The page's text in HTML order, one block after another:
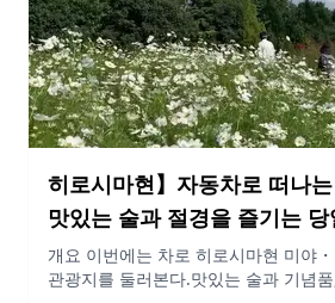
히로시마현】자동차로 떠나
맛있는 술과 절경을 즐기는
개요 이번에는 차로 히로시마현 미야
관광지를 둘러본다.맛있는 술과 기념